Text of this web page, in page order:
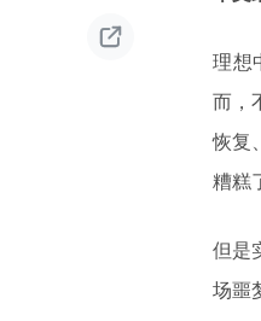

理想
而，
恢复
糟糕
但是
场噩